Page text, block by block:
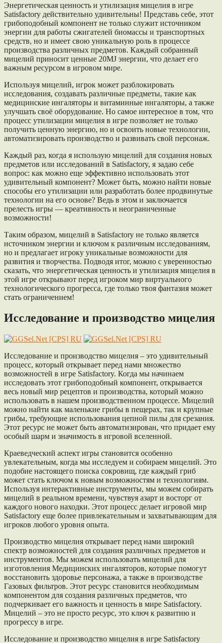
Энергетическая ценность и утилизация мицелия в игре
Satisfactory действительно удивительны! Представь себе, этот
грибоподобный компонент не только служит источником
энергии для работы сжигателей биомассы и транспортных
средств, но и имеет свою уникальную роль в процессе
производства различных предметов. Каждый собранный
мицелий приносит ценные 20MJ энергии, что делает его
важным ресурсом в игровом мире.
Используя мицелий, игрок может разблокировать
исследования, создавать различные предметы, такие как
медицинские ингаляторы и витаминные ингаляторы, а также
улучшать своё оборудование. Но самое интересное в том, что
процесс утилизации мицелия в игре позволяет не только
получить ценную энергию, но и освоить новые технологии,
автоматизировать производство и развивать свой персонаж.
Каждый раз, когда я использую мицелий для создания новых
предметов или исследований в Satisfactory, я задаю себе
вопрос: как можно еще эффективно использовать этот
удивительный компонент? Может быть, можно найти новые
способы его утилизации или разработать более продвинутые
технологии на его основе? Ведь в этом и заключается
прелесть игры — креативность и неограниченные
возможности!
Таким образом, мицелий в Satisfactory не только является
источником энергии и ключом к различным исследованиям,
но и предлагает игроку уникальные возможности для
развития и творчества. Подводя итог, можно с уверенностью
сказать, что энергетическая ценность и утилизация мицелия в
этой игре открывают перед игроком мир виртуального
технологического прогресса, где только твоя фантазия может
стать ограничением!
Исследование и производство мицелия
Исследование и производство мицелия – это удивительный
процесс, который открывает перед нами множество
возможностей в игре Satisfactory. Когда мы начинаем
исследовать этот грибоподобный компонент, открывается
весь новый мир рецептов и производства, который можно
использовать в нашем производственном процессе. Мицелий
можно найти как маленькие грибы в пещерах, так и крупные
грибы, требующие использования цепной пилы для срезания.
Этот ресурс не может быть автоматизирован, что придает ему
особый шарм и значимость в игровой вселенной.
Краеведческий аспект игры становится особенно
увлекательным, когда мы исследуем и собираем мицелий. Это
подобие настоящего поиска сокровищ, где каждый гриб
может стать ключом к новым возможностям и технологиям.
Используя интерактивные инструменты, мы можем собирать
мицелий в реальном времени, чувствуя азарт и восторг от
каждого нового находки. Этот процесс делает игровой мир
Satisfactory еще более привлекательным и захватывающим для
игроков любого уровня опыта.
Производство мицелия открывает перед нами широкий
спектр возможностей для создания различных предметов и
инструментов. Мы можем использовать мицелий для
изготовления Медицинских ингаляторов, которые помогут
восстановить здоровье персонажа, а также в производстве
Газовых фильтров. Этот ресурс становится необходимым
компонентом для создания различных предметов, что
подчеркивает его важность и ценность в мире Satisfactory.
Мицелий – это не просто ресурс, это ключ к развитию и
прогрессу в игре.
Исследование и производство мицелия в игре Satisfactory